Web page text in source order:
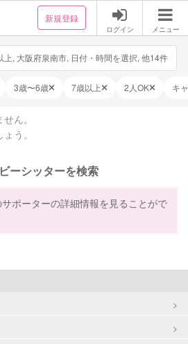
新規登録
ログイン メニュー
上, 大阪府泉南市, 日付・時間を選択, 他14件
3歳〜6歳 7歳以上 2人OK キ
ん。
う。
ーシッターを検索
ポーターの詳細情報を見ることがで